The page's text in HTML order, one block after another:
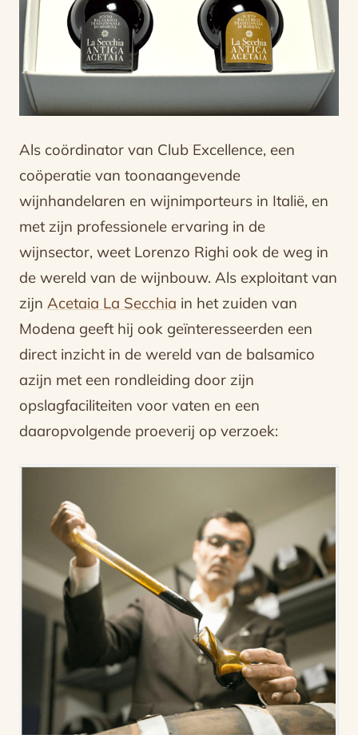
Als coördinator van Club Excellence, een
coöperatie van toonaangevende
wijnhandelaren en wijnimporteurs in Italië, en
met zijn professionele ervaring in de
wijnsector, weet Lorenzo Righi ook de weg in
de wereld van de wijnbouw. Als exploitant van
zijn Acetaia La Secchia in het zuiden van
Modena geeft hij ook geïnteresseerden een
direct inzicht in de wereld van de balsamico
azijn met een rondleiding door zijn
opslagfaciliteiten voor vaten en een
daaropvolgende proeverij op verzoek: